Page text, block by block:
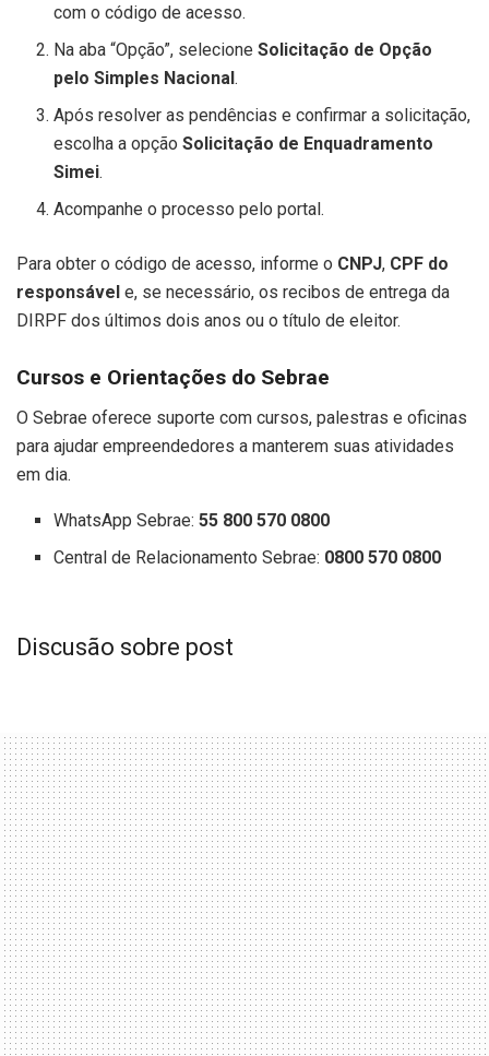
com o código de acesso.
Na aba “Opção”, selecioneSolicitação de Opção
pelo Simples Nacional.
Após resolver as pendências e confirmar a solicitação,
escolha a opçãoSolicitação de Enquadramento
Simei.
Acompanhe o processo pelo portal.
Para obter o código de acesso, informe o CNPJ, CPF do
responsável e, se necessário, os recibos de entrega da
DIRPF dos últimos dois anos ou o título de eleitor.
Cursos e Orientações do Sebrae
O Sebrae oferece suporte com cursos, palestras e oficinas
para ajudar empreendedores a manterem suas atividades
em dia.
WhatsApp Sebrae:55 800 570 0800
Central de Relacionamento Sebrae: 0800 570 0800
Discusão sobre post